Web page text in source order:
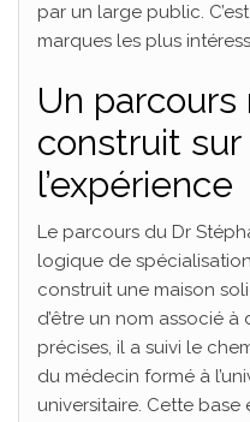
par un large public.
marques les plus
Un
construit
l’expérience
Le parcours du Dr
logique de
construit une maison
d’être un nom associé
précises, il a suivi le
du médecin formé à
universitaire. Cette base